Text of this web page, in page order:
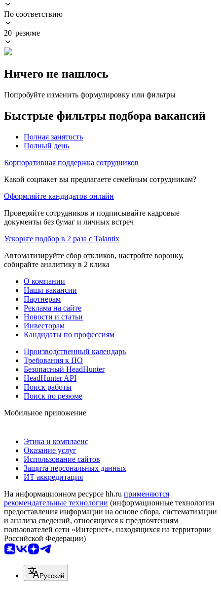
По соответствию
20 резюме
Ничего не нашлось
Попробуйте изменить формулировку или фильтры
Быстрые фильтры подбора вакансий
Полная занятость
Полный день
Корпоративная поддержка сотрудников
Какой соцпакет вы предлагаете семейным сотрудникам?
Оформляйте кандидатов онлайн
Проверяйте сотрудников и подписывайте кадровые
документы без бумаг и личных встреч
Ускорьте подбор в 2 раза с Talantix
Автоматизируйте сбор откликов, настройте воронку,
собирайте аналитику в 2 клика
О компании
Наши вакансии
Партнерам
Реклама на сайте
Новости и статьи
Инвесторам
Кандидаты по профессиям
Производственный календарь
Требования к ПО
Безопасный HeadHunter
HeadHunter API
Поиск работы
Поиск по резюме
Мобильное приложение
Этика и комплаенс
Оказание услуг
Использование сайтов
Защита персональных данных
ИТ аккредитация
На информационном ресурсе hh.ru применяются
рекомендательные технологии (информационные технологии
предоставления информации на основе сбора, систематизации
и анализа сведений, относящихся к предпочтениям
пользователей сети «Интернет», находящихся на территории
Российской Федерации)
Русский